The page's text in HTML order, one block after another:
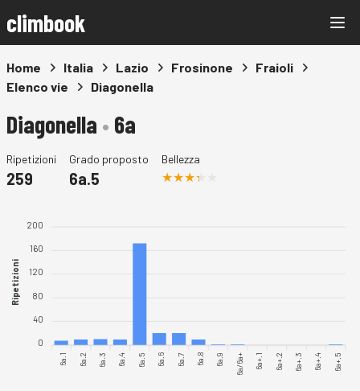
climbook
Home Italia Lazio Frosinone
Fraioli
Elenco vie
Diagonella
Diagonella • 6a
Ripetizioni
259
Grado proposto
6a.5
Bellezza
200
160
120
80
40
0
Ripetizioni
6a.1 6a.2 6a.3 6a.4 6a.5 6a.6 6a.7 6a.8 6a.9 6a/6a+ 6a+.1 6a+.2 6a+.3 6a+.4 6a+.5